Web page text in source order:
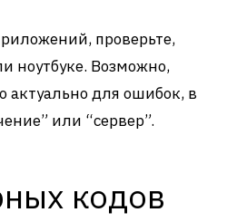
проверьте,
ноутбуке. Возможно,
актуально для ошибок, в
или “сервер”.
кодов